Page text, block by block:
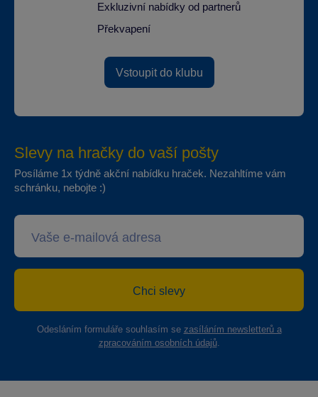
Exkluzivní nabídky od partnerů
Překvapení
Vstoupit do klubu
Slevy na hračky do vaší pošty
Posíláme 1x týdně akční nabídku hraček. Nezahltíme vám
schránku, nebojte :)
Chci slevy
Odesláním formuláře souhlasím se zasíláním newsletterů a
zpracováním osobních údajů.